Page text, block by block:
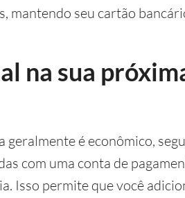
seu cartão
na sua
é econômico,
com uma conta de
Isso permite que você